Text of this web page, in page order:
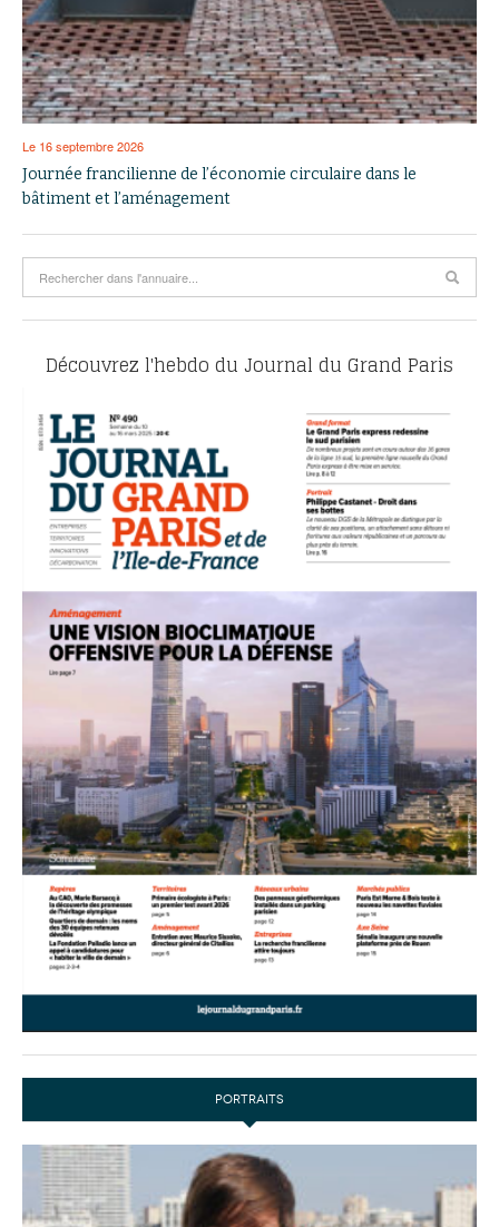
Le 16 septembre 2026
Journée francilienne de l’économie circulaire dans le
bâtiment et l’aménagement
Découvrez l'hebdo du Journal du Grand Paris
PORTRAITS